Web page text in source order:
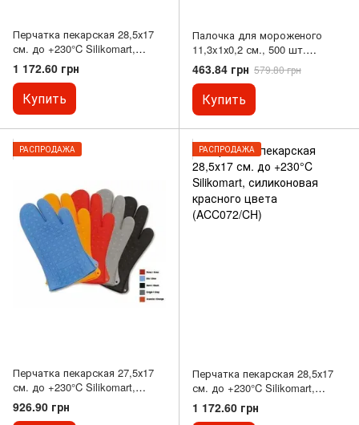
Перчатка пекарская 28,5х17
см. до +230°C Silikomart,
силиконовая синего цвета
(ACC072/BC)
1 172.60 грн
Купить
Палочка для мороженого
11,3x1х0,2 см., 500 шт.
деревянная Silikomart
463.84 грн 579.80 грн
Купить
РАСПРОДАЖА
Перчатка пекарская 27,5х17
см. до +230°C Silikomart,
силиконовая синего цвета
(ACC073/BC)
926.90 грн
РАСПРОДАЖА
Перчатка пекарская 28,5х17
см. до +230°C Silikomart,
силиконовая красного цвета
(ACC072/CH)
1 172.60 грн